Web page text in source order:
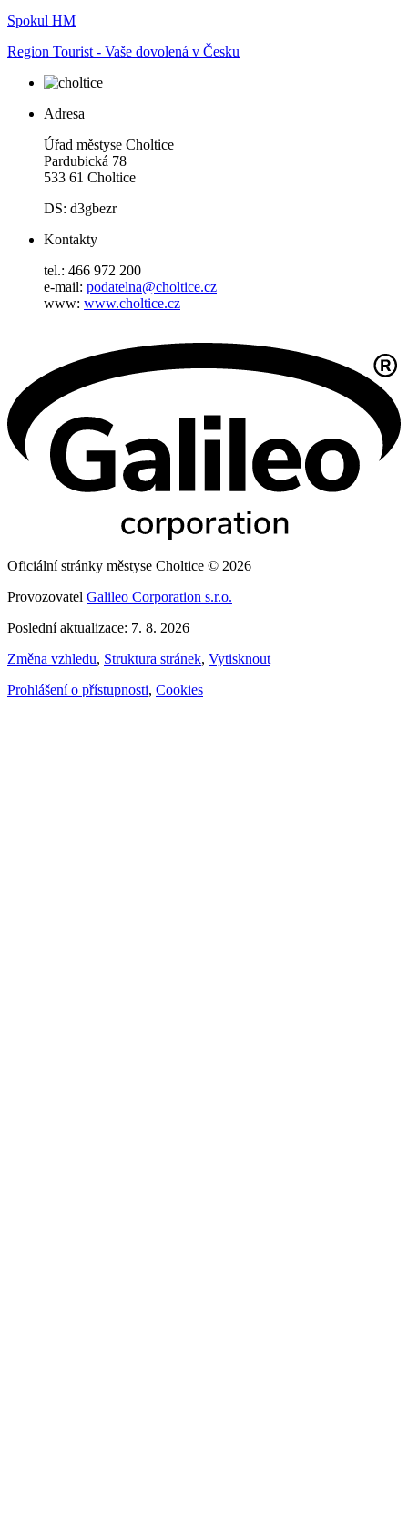
Spokul HM
Region Tourist - Vaše dovolená v Česku
Adresa
Úřad městyse Choltice
Pardubická 78
533 61 Choltice
DS: d3gbezr
Kontakty
tel.: 466 972 200
e-mail: podatelna@choltice.cz
www: www.choltice.cz
Oficiální stránky městyse Choltice © 2026
Provozovatel Galileo Corporation s.r.o.
Poslední aktualizace: 7. 8. 2026
Změna vzhledu, Struktura stránek, Vytisknout
Prohlášení o přístupnosti, Cookies